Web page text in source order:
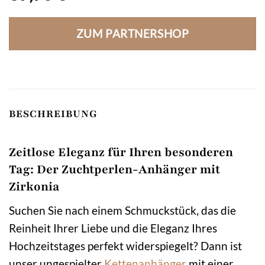
ZUM PARTNERSHOP
BESCHREIBUNG
Zeitlose Eleganz für Ihren besonderen
Tag: Der Zuchtperlen-Anhänger mit
Zirkonia
Suchen Sie nach einem Schmuckstück, das die
Reinheit Ihrer Liebe und die Eleganz Ihres
Hochzeitstages perfekt widerspiegelt? Dann ist